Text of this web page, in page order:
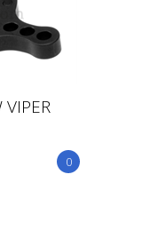
VIPER
0